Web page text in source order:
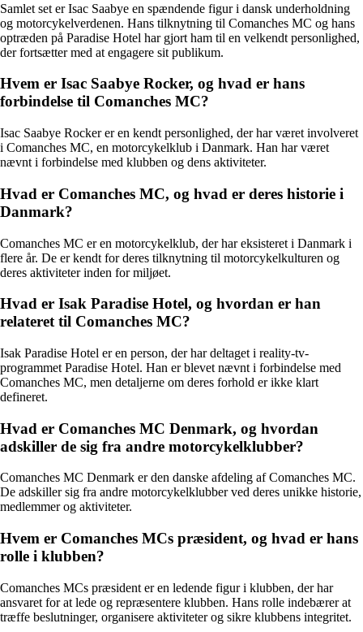
Samlet set er Isac Saabye en spændende figur i dansk underholdning
og motorcykelverdenen. Hans tilknytning til Comanches MC og hans
optræden på Paradise Hotel har gjort ham til en velkendt personlighed,
der fortsætter med at engagere sit publikum.
Hvem er Isac Saabye Rocker, og hvad er hans
forbindelse til Comanches MC?
Isac Saabye Rocker er en kendt personlighed, der har været involveret
i Comanches MC, en motorcykelklub i Danmark. Han har været
nævnt i forbindelse med klubben og dens aktiviteter.
Hvad er Comanches MC, og hvad er deres historie i
Danmark?
Comanches MC er en motorcykelklub, der har eksisteret i Danmark i
flere år. De er kendt for deres tilknytning til motorcykelkulturen og
deres aktiviteter inden for miljøet.
Hvad er Isak Paradise Hotel, og hvordan er han
relateret til Comanches MC?
Isak Paradise Hotel er en person, der har deltaget i reality-tv-
programmet Paradise Hotel. Han er blevet nævnt i forbindelse med
Comanches MC, men detaljerne om deres forhold er ikke klart
defineret.
Hvad er Comanches MC Denmark, og hvordan
adskiller de sig fra andre motorcykelklubber?
Comanches MC Denmark er den danske afdeling af Comanches MC.
De adskiller sig fra andre motorcykelklubber ved deres unikke historie,
medlemmer og aktiviteter.
Hvem er Comanches MCs præsident, og hvad er hans
rolle i klubben?
Comanches MCs præsident er en ledende figur i klubben, der har
ansvaret for at lede og repræsentere klubben. Hans rolle indebærer at
træffe beslutninger, organisere aktiviteter og sikre klubbens integritet.